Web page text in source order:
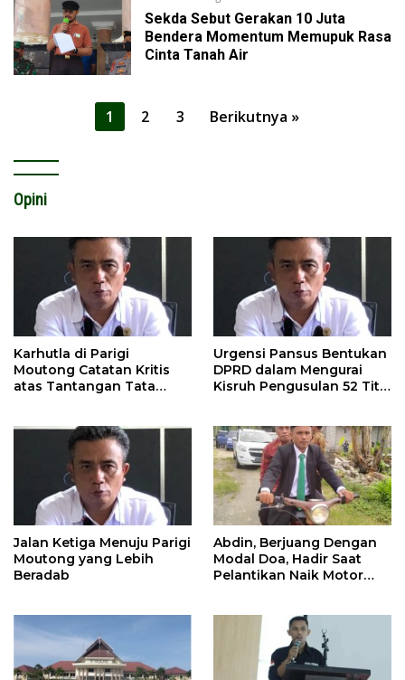
Sekda Sebut Gerakan 10 Juta
Bendera Momentum Memupuk Rasa
Cinta Tanah Air
1 2 3 Berikutnya »
Opini
Karhutla di Parigi
Moutong Catatan Kritis
atas Tantangan Tata
Urgensi Pansus Bentukan
DPRD dalam Mengurai
Kisruh Pengusulan 52 Titik
Jalan Ketiga Menuju Parigi
Moutong yang Lebih
Beradab
Abdin, Berjuang Dengan
Modal Doa, Hadir Saat
Pelantikan Naik Motor